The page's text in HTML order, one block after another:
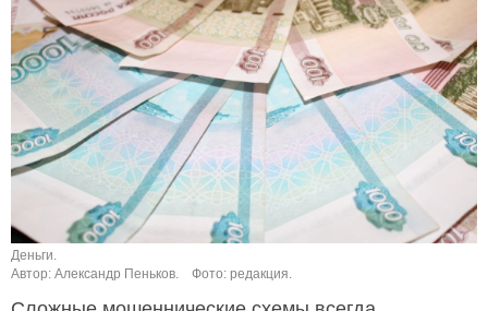
Деньги.
Автор: Александр Пеньков.
Фото: редакция.